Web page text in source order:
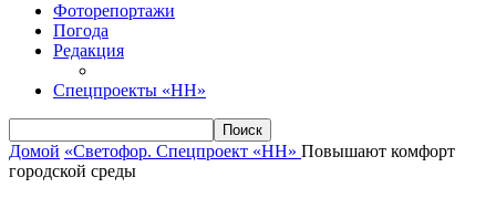
Фоторепортажи
Погода
Редакция
Спецпроекты «НН»
Домой «Светофор. Спецпроект «НН» Повышают комфорт
городской среды